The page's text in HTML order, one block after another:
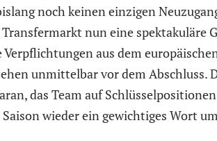
noch keinen einzigen
nun eine spektakuläre
Verpflichtungen aus dem
unmittelbar vor dem Abschluss.
das Team auf
wieder ein gewichtiges Wort